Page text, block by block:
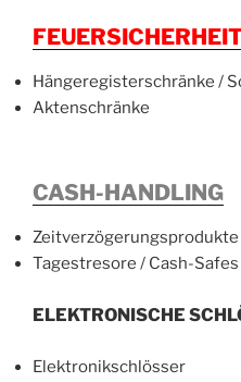
Hängeregisterschränke /
Aktenschränke
CASH-HANDLING
Tagestresore / Cash-Safes
ELEKTRONISCHE
Elektronikschlösser